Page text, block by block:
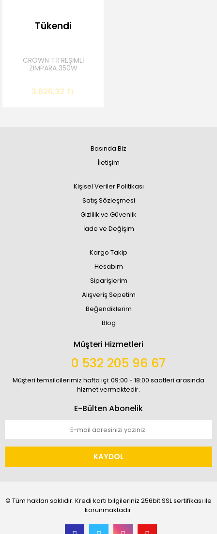
Tükendi
CROWN TİTREŞİMLİ
ZIMPARA 350W
3.826,32 TL
Basında Biz
İletişim
Kişisel Veriler Politikası
Satış Sözleşmesi
Gizlilik ve Güvenlik
İade ve Değişim
Kargo Takip
Hesabım
Siparişlerim
Alışveriş Sepetim
Beğendiklerim
Blog
Müşteri Hizmetleri
0 532 205 96 67
Müşteri temsilcilerimiz hafta içi: 09:00 - 18:00 saatleri arasında
hizmet vermektedir.
E-Bülten Abonelik
KAYDOL
© Tüm hakları saklıdır. Kredi kartı bilgileriniz 256bit SSL sertifikası ile
korunmaktadır.